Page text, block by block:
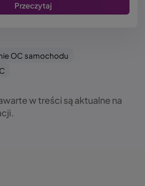
Przeczytaj
OC samochodu
w treści są aktualne na